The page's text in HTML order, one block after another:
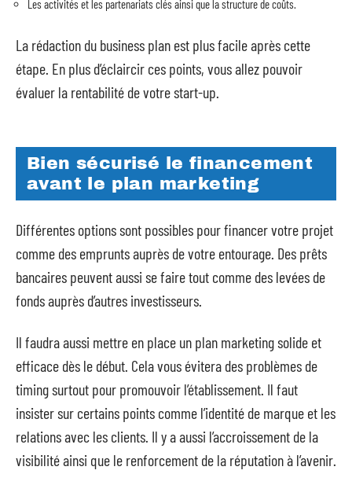
Les activités et les partenariats clés ainsi que la structure de coûts.
La rédaction du business plan est plus facile après cette
étape. En plus d’éclaircir ces points, vous allez pouvoir
évaluer la rentabilité de votre start-up.
Bien sécurisé le financement
avant le plan marketing
Différentes options sont possibles pour financer votre projet
comme des emprunts auprès de votre entourage. Des prêts
bancaires peuvent aussi se faire tout comme des levées de
fonds auprès d’autres investisseurs.
Il faudra aussi mettre en place un plan marketing solide et
efficace dès le début. Cela vous évitera des problèmes de
timing surtout pour promouvoir l’établissement. Il faut
insister sur certains points comme l’identité de marque et les
relations avec les clients. Il y a aussi l’accroissement de la
visibilité ainsi que le renforcement de la réputation à l’avenir.